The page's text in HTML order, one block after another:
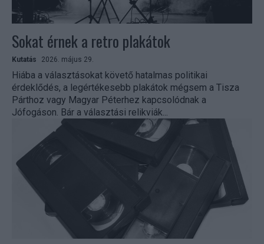
Sokat érnek a retro plakátok
Kutatás 2026. május 29.
Hiába a választásokat követő hatalmas politikai
érdeklődés, a legértékesebb plakátok mégsem a Tisza
Párthoz vagy Magyar Péterhez kapcsolódnak a
Jófogáson. Bár a választási relikviák...